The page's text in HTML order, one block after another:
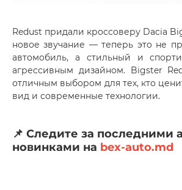
Redust придали кроссоверу Dacia
новое звучание — теперь это не
автомобиль, а стильный и
агрессивным дизайном. Bigster
отличным выбором для тех, кто
вид и современные технологии.
📌 Следите за последними
новинками на bex-auto.md